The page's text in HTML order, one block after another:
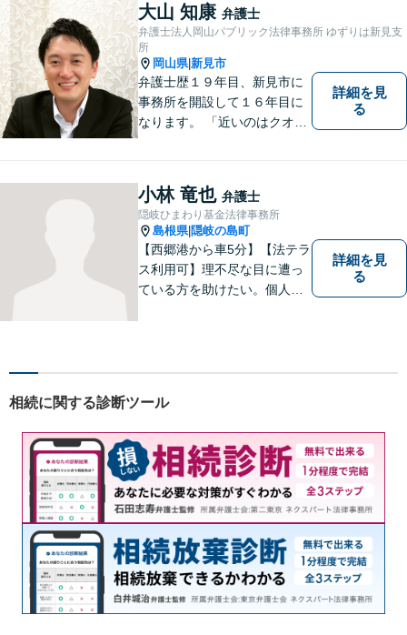
大山 知康 弁護士
弁護士法人岡山パブリック法律事務所 ゆずりは新見支
所
岡山県|新見市
弁護士歴１９年目、新見市に
事務所を開設して１６年目に
なります。 「近いのはクオリ
皆さまに距離的にも精神的に
も「近い」法律事務所となれ
るよう職員一同頑張っていま
す。 お気軽にお問い合わせく
ださい。
詳細を見
る
小林 竜也 弁護士
隠岐ひまわり基金法律事務所
島根県|隠岐の島町
【西郷港から車5分】【法テラ
ス利用可】理不尽な目に遭っ
ている方を助けたい。個人・
軽にご相談ください。【電話
詳細を見
る
相続に関する診断ツール